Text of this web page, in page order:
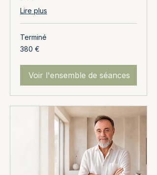
Lire plus
Terminé
380
euros
380 €
Voir l'ensemble de séances